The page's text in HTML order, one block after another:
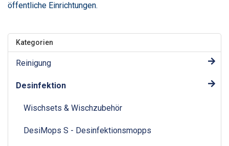
öffentliche Einrichtungen.
Kategorien
Reinigung
Desinfektion
Wischsets & Wischzubehör
DesiMops S - Desinfektionsmopps